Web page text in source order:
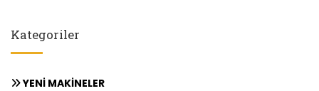
Kategoriler
YENİ MAKİNELER